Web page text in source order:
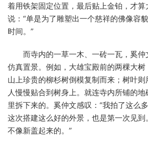
着用铁架固定位置，最后贴上金铂，才
说：“单是为了雕塑出一个慈祥的佛像容
时间。”
而寺内的一草一木、一砖一瓦，奚仲
仿真置景。例如，大雄宝殿前的两棵大树
山上珍贵的柳杉树倒模复制而来；树叶
人慢慢贴合到树身上。就连寺内所铺的
里拆下来的。奚仲文感叹：“我拍了这么
这次搭建这么好的外景，也是第一次见
不像新盖起来的。”